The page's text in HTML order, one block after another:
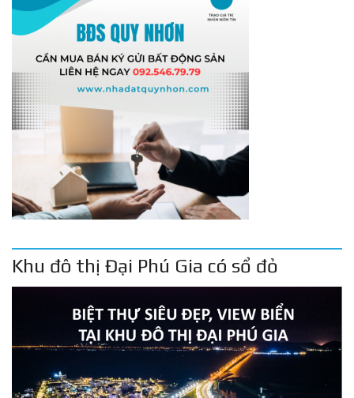
Khu đô thị Đại Phú Gia có sổ đỏ